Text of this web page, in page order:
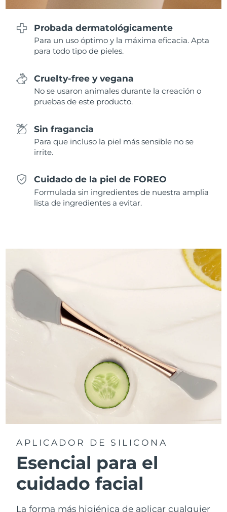
Probada dermatológicamente
Para un uso óptimo y la máxima eficacia. Apta
para todo tipo de pieles.
Cruelty-free y vegana
No se usaron animales durante la creación o
pruebas de este producto.
Sin fragancia
Para que incluso la piel más sensible no se
irrite.
Cuidado de la piel de FOREO
Formulada sin ingredientes de nuestra amplia
lista de ingredientes a evitar.
APLICADOR DE SILICONA
Esencial para el
cuidado facial
La forma más higiénica de aplicar cualquier